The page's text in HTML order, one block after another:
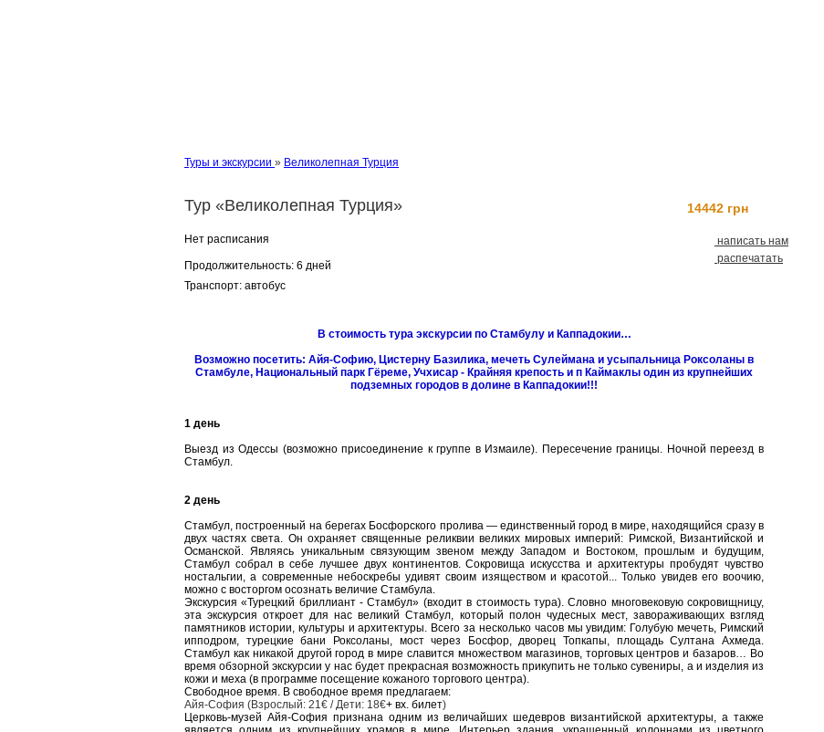
Туры и экскурсии » Великолепная Турция
Тур «Великолепная Турция» 14442 грн
написать нам
распечатать
Нет расписания
Продолжительность: 6 дней
Транспорт: автобус
В стоимость тура экскурсии по Стамбулу и Каппадокии…
Возможно посетить: Айя-Софию, Цистерну Базилика, мечеть Сулеймана и усыпальница Роксоланы в
Стамбуле, Национальный парк Гёреме, Учхисар - Крайняя крепость и п Каймаклы один из крупнейших
подземных городов в долине в Каппадокии!!!
1 день
Выезд из Одессы (возможно присоединение к группе в Измаиле). Пересечение границы. Ночной переезд в
Стамбул.
2 день
Стамбул, построенный на берегах Босфорского пролива — единственный город в мире, находящийся сразу в
двух частях света. Он охраняет священные реликвии великих мировых империй: Римской, Византийской и
Османской. Являясь уникальным связующим звеном между Западом и Востоком, прошлым и будущим,
Стамбул собрал в себе лучшее двух континентов. Сокровища искусства и архитектуры пробудят чувство
ностальгии, а современные небоскребы удивят своим изяществом и красотой... Только увидев его воочию,
можно с восторгом осознать величие Стамбула.
Экскурсия «Турецкий бриллиант - Стамбул» (входит в стоимость тура).Словно многовековую сокровищницу,
эта экскурсия откроет для нас великий Стамбул, который полон чудесных мест, завораживающих взгляд
памятников истории, культуры и архитектуры. Всего за несколько часов мы увидим: Голубую мечеть, Римский
ипподром, турецкие бани Роксоланы, мост через Босфор, дворец Топкапы, площадь Султана Ахмеда.
Стамбул как никакой другой город в мире славится множеством магазинов, торговых центров и базаров… Во
время обзорной экскурсии у нас будет прекрасная возможность прикупить не только сувениры, а и изделия из
кожи и меха (в программе посещение кожаного торгового центра).
Свободное время. В свободное время предлагаем:
Айя-София (Взрослый: 21€ / Дети: 18€+ вх. билет)
Церковь-музей Айя-София признана одним из величайших шедевров византийской архитектуры, а также